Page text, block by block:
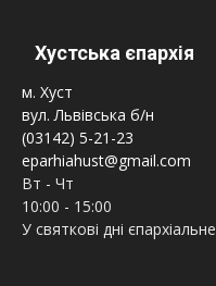
Хустська єпархія
м. Хуст
вул. Львівська б/н
(03142) 5-21-23
eparhiahust@gmail.com
Вт - Чт
10:00 - 15:00
У святкові дні